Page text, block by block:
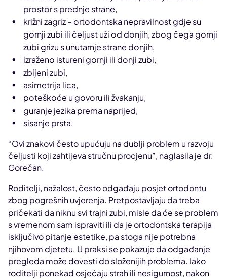
prostor s prednje strane,
križni zagriz – ortodontska nepravilnost gdje su
gornji zubi ili čeljust uži od donjih, zbog čega gornji
zubi grizu s unutarnje strane donjih,
izraženo istureni gornji ili donji zubi,
zbijeni zubi,
asimetrija lica,
poteškoće u govoru ili žvakanju,
guranje jezika prema naprijed,
sisanje prsta.
“Ovi znakovi često upućuju na dublji problem u razvoju
čeljusti koji zahtijeva stručnu procjenu”, naglasila je dr.
Gorečan.
Roditelji, nažalost, često odgađaju posjet ortodontu
zbog pogrešnih uvjerenja. Pretpostavljaju da treba
pričekati da niknu svi trajni zubi, misle da će se problem
s vremenom sam ispraviti ili da je ortodontska terapija
isključivo pitanje estetike, pa stoga nije potrebna
njihovom djetetu. U praksi se pokazuje da odgađanje
pregleda može dovesti do složenijih problema. Iako
roditelji ponekad osjećaju strah ili nesigurnost, nakon